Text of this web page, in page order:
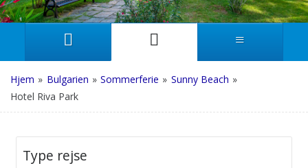
Hjem » Bulgarien » Sommerferie » Sunny Beach »
Hotel Riva Park
Type rejse